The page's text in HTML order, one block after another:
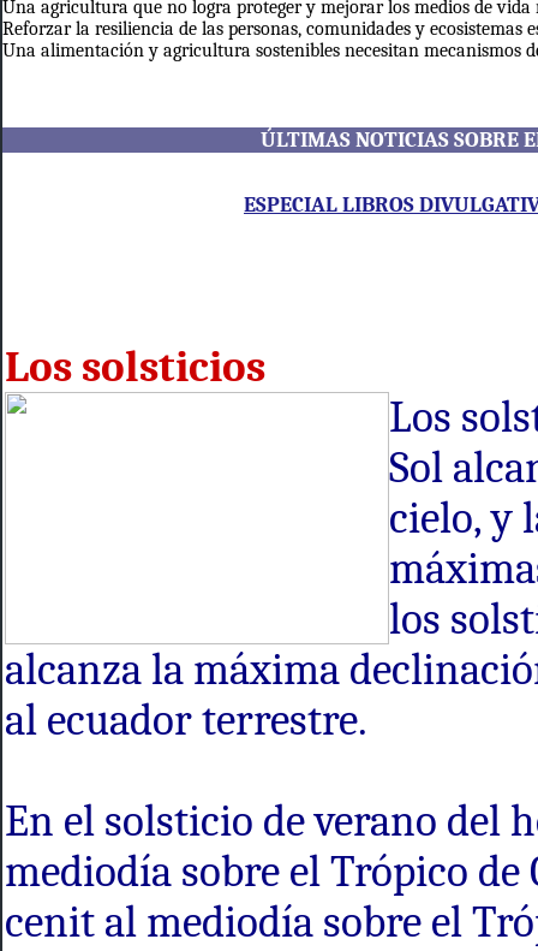
Una agricultura que no logra proteger y mejorar los medios de vida
Reforzar la resiliencia de las personas, comunidades y
Una alimentación y agricultura sostenibles necesitan mecanismos
ÚLTIMAS NOTICIAS SOBRE
ESPECIAL LIBROS
Los solsticios
Los
Sol
cielo, y
los
alcanza la máxima
al ecuador terrestre.
En el solsticio de verano del
mediodía sobre el Trópico
cenit al mediodía sobre el